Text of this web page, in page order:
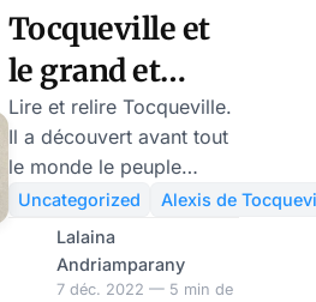
Tocqueville et
le grand et
coûteux
avènement de
la classe
moyenne en
France, par
Lire et relire Tocqueville.
Il a découvert avant tout
le monde le peuple
nouveau de Macron.
C’est un peuple conforté,
étatisé, subventionné,
mais aussi socialiste,
Uncategorized
Alexis de
Lalaina
Andriamparany
7 déc. 2022 — 5 min de